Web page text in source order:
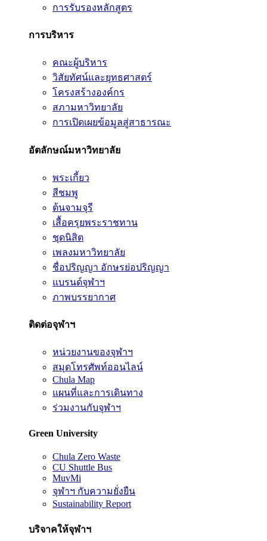
การรับรองหลักสูตร
การบริหาร
คณะผู้บริหาร
วิสัยทัศน์และยุทธศาสตร์
โครงสร้างองค์กร
สภามหาวิทยาลัย
การเปิดเผยข้อมูลสู่สาธารณะ
อัตลักษณ์มหาวิทยาลัย
พระเกี้ยว
สีชมพู
ต้นจามจุรี
เสื้อครุยพระราชทาน
ชุดนิสิต
เพลงมหาวิทยาลัย
ชื่อปริญญา อักษรย่อปริญญา
แบรนด์จุฬาฯ
ภาพบรรยากาศ
ติดต่อจุฬาฯ
หน่วยงานของจุฬาฯ
สมุดโทรศัพท์ออนไลน์
Chula Map
แผนที่และการเดินทาง
ร่วมงานกับจุฬาฯ
Green University
Chula Zero Waste
CU Shuttle Bus
MuvMi
จุฬาฯ กับความยั่งยืน
Sustainability Report
บริจาคให้จุฬาฯ